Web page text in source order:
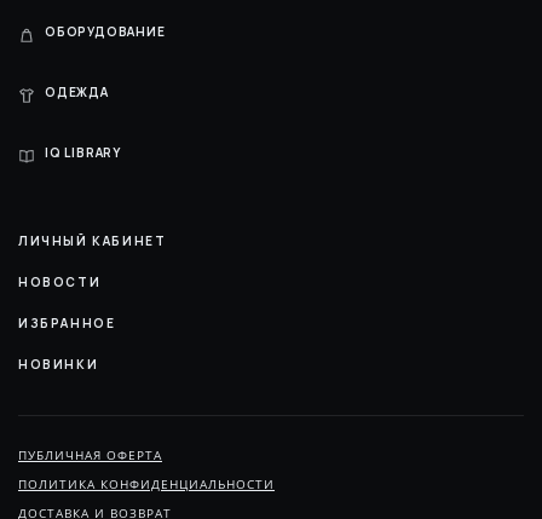
ОБОРУДОВАНИЕ
ОДЕЖДА
IQ LIBRARY
ЛИЧНЫЙ КАБИНЕТ
НОВОСТИ
ИЗБРАННОЕ
НОВИНКИ
ПУБЛИЧНАЯ ОФЕРТА
ПОЛИТИКА КОНФИДЕНЦИАЛЬНОСТИ
ДОСТАВКА И ВОЗВРАТ